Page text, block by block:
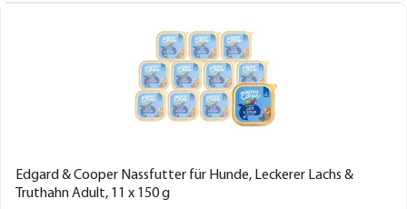
Edgard & Cooper Nassfutter für Hunde, Leckerer Lachs &
Truthahn Adult, 11 x 150 g